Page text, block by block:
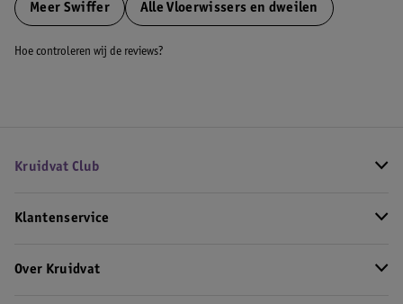
Meer Swiffer Alle Vloerwissers en dweilen
Hoe controleren wij de reviews?
Kruidvat Club
Klantenservice
Over Kruidvat